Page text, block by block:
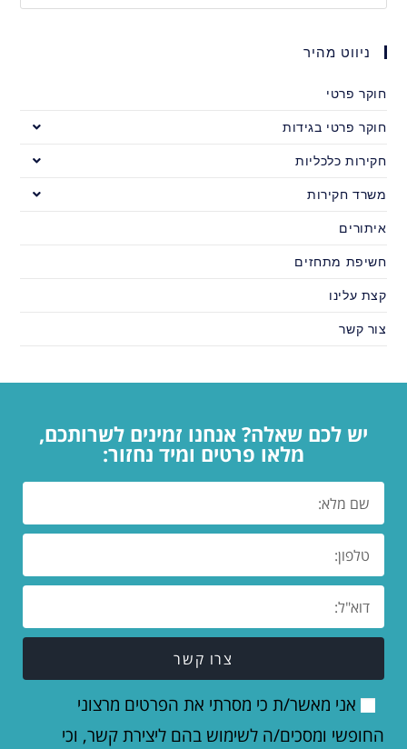
ניווט מהיר
חוקר פרטי
חוקר פרטי בגידות
חקירות כלכליות
משרד חקירות
איתורים
חשיפת מתחזים
קצת עלינו
צור קשר
יש לכם שאלה? אנחנו זמינים לשרותכם,
מלאו פרטים ומיד נחזור:
אני מאשר/ת כי מסרתי את הפרטים מרצוני
החופשי ומסכים/ה לשימוש בהם ליצירת קשר, וכי
צרו קשר